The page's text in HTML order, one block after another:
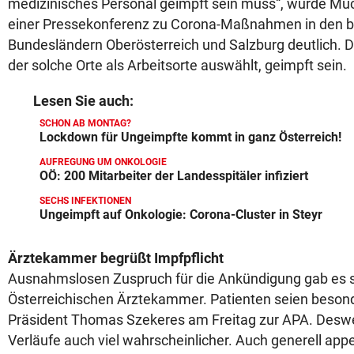
medizinisches Personal geimpft sein muss“, wurde
einer Pressekonferenz zu Corona-Maßnahmen in den
Bundesländern Oberösterreich und Salzburg deutlich.
der solche Orte als Arbeitsorte auswählt, geimpft sein.
Lesen Sie auch:
SCHON AB MONTAG?
Lockdown für Ungeimpfte kommt in ganz Österreich!
AUFREGUNG UM ONKOLOGIE
OÖ: 200 Mitarbeiter der Landesspitäler infiziert
SECHS INFEKTIONEN
Ungeimpft auf Onkologie: Corona-Cluster in Steyr
Ärztekammer begrüßt Impfpflicht
Ausnahmslosen Zuspruch für die Ankündigung gab es
Österreichischen Ärztekammer. Patienten seien
Präsident Thomas Szekeres am Freitag zur APA.
Verläufe auch viel wahrscheinlicher. Auch generell